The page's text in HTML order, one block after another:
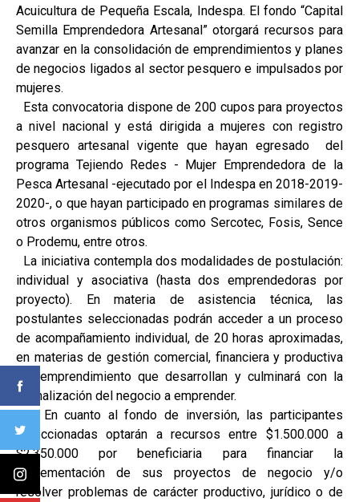
Acuicultura de Pequeña Escala, Indespa. El fondo “Capital
Semilla Emprendedora Artesanal” otorgará recursos para
avanzar en la consolidación de emprendimientos y planes
de negocios ligados al sector pesquero e impulsados por
mujeres.
Esta convocatoria dispone de 200 cupos para proyectos
a nivel nacional y está dirigida a mujeres con registro
pesquero artesanal vigente que hayan egresado del
programa Tejiendo Redes - Mujer Emprendedora de la
Pesca Artesanal -ejecutado por el Indespa en 2018-2019-
2020-, o que hayan participado en programas similares de
otros organismos públicos como Sercotec, Fosis, Sence
o Prodemu, entre otros.
La iniciativa contempla dos modalidades de postulación:
individual y asociativa (hasta dos emprendedoras por
proyecto). En materia de asistencia técnica, las
postulantes seleccionadas podrán acceder a un proceso
de acompañamiento individual, de 20 horas aproximadas,
en materias de gestión comercial, financiera y productiva
del emprendimiento que desarrollan y culminará con la
formalización del negocio a emprender.
En cuanto al fondo de inversión, las participantes
seleccionadas optarán a recursos entre $1.500.000 a
$2.350.000 por beneficiaria para financiar la
implementación de sus proyectos de negocio y/o
resolver problemas de carácter productivo, jurídico o de